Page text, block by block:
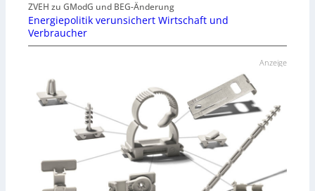
ZVEH zu GModG und BEG-Änderung
Energiepolitik verunsichert Wirtschaft und
Verbraucher
Anzeige